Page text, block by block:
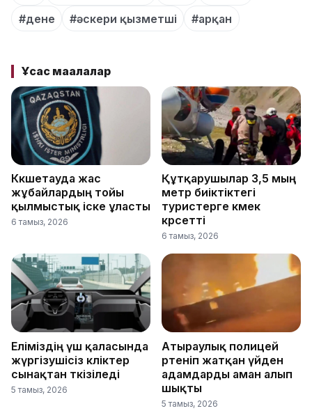
#дене
#әскери қызметші #арқан
Ұқсас мақалалар
Көкшетауда жас
жұбайлардың тойы
қылмыстық іске ұласты
6 тамыз, 2026
Құтқарушылар 3,5 мың
метр биіктіктегі
туристерге көмек
көрсетті
6 тамыз, 2026
Еліміздің үш қаласында
жүргізушісіз көліктер
сынақтан өткізіледі
5 тамыз, 2026
Атыраулық полицей
өртеніп жатқан үйден
адамдарды аман алып
шықты
5 тамыз, 2026